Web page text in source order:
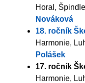
Horal,
Nováková
18. ročník
Harmonie,
Polášek
17. ročník
Harmonie,